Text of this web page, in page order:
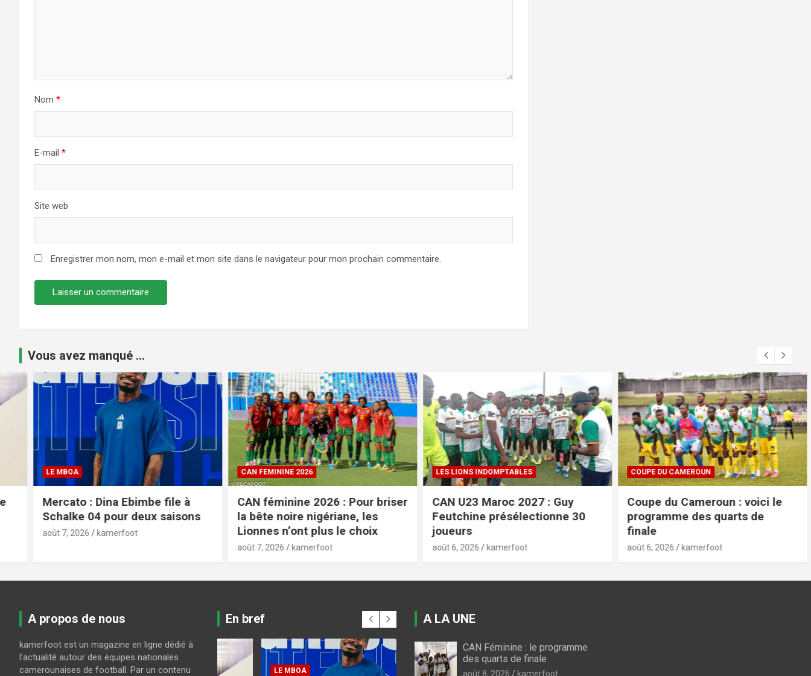
Nom *
E-mail *
Site web
Enregistrer mon nom, mon e-mail et mon site dans le navigateur pour mon prochain commentaire.
Vous avez manqué ...
LE MBOA
Mercato : Dina Ebimbe file à
Schalke 04 pour deux saisons
août 7, 2026 kamerfoot
CAN FEMININE 2026
CAN féminine 2026 : Pour briser
la bête noire nigériane, les
Lionnes n’ont plus le choix
août 7, 2026 kamerfoot
LES LIONS INDOMPTABLES
CAN U23 Maroc 2027 : Guy
Feutchine présélectionne 30
joueurs
août 6, 2026 kamerfoot
COUPE DU CAMEROUN
Coupe du Cameroun : voici le
programme des quarts de
finale
août 6, 2026 kamerfoot
A propos de nous
kamerfoot est un magazine en ligne dédié à
l'actualité autour des équipes nationales
camerounaises de football. Par un contenu
En bref
CAN FEMININE 2026 LE MBOA
CAN FEMININE 2026
CAN féminine 2026 : Pour
A LA UNE
CAN Féminine : le programme
des quarts de finale
août 8, 2026 kamerfoot